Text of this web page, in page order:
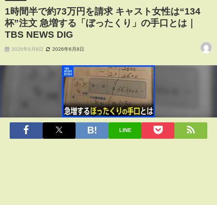
1時間半で約73万円を請求 キャスト女性は“134
杯”注文 急増する「ぼったくり」の手口とは｜
TBS NEWS DIG
2026年6月8日 2026年6月8日
LINE